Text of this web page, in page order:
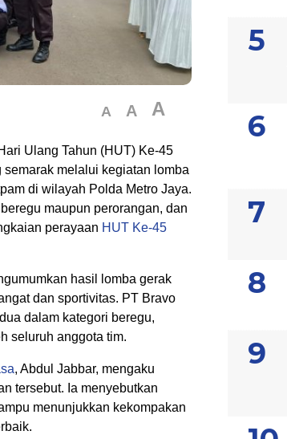
A A A
Ulang Tahun (HUT) Ke-45
semarak melalui kegiatan lomba
di wilayah Polda Metro Jaya.
maupun perorangan, dan
perayaan HUT Ke-45
hasil lomba gerak
dan sportivitas. PT Bravo
dalam kategori beregu,
seluruh anggota tim.
, Abdul Jabbar, mengaku
tersebut. Ia menyebutkan
menunjukkan kekompakan